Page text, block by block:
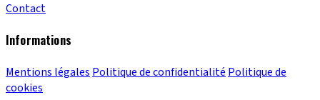
Contact
Informations
Mentions légales Politique de confidentialité Politique de
cookies